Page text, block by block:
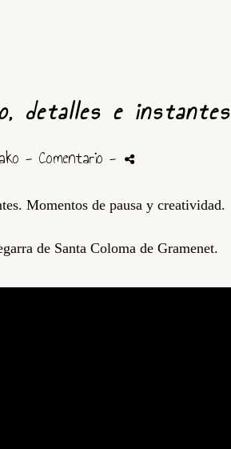
detalles e instantes
- Comentario -
Momentos de pausa y creatividad.
de Santa Coloma de Gramenet.